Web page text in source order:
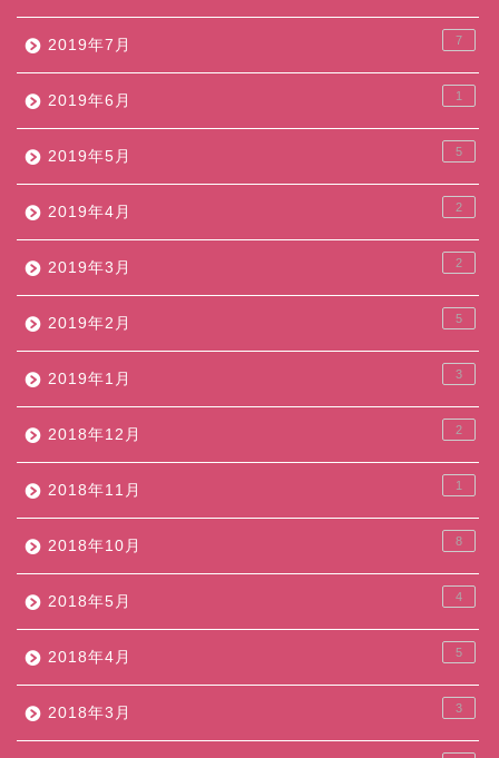
2019年7月 7
2019年6月 1
2019年5月 5
2019年4月 2
2019年3月 2
2019年2月 5
2019年1月 3
2018年12月 2
2018年11月 1
2018年10月 8
2018年5月 4
2018年4月 5
2018年3月 3